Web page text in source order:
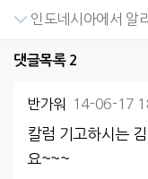
인도네시아에서 알
댓글목록 2
반가워 14-06-17
칼럼 기고하시는
요~~~